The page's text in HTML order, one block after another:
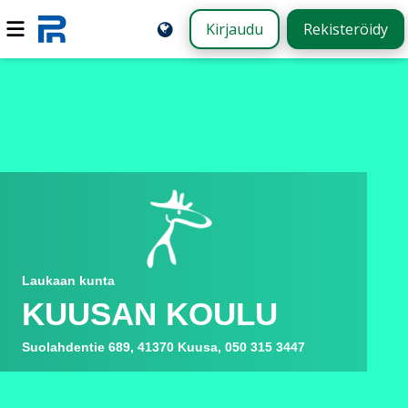
Kirjaudu Rekisteröidy
Laukaan kunta
KUUSAN KOULU
Suolahdentie 689, 41370 Kuusa, 050 315 3447